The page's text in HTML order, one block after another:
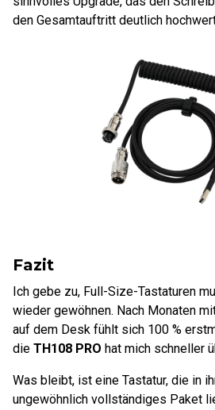
den Gesamtauftritt deutlich
Fazit
Ich gebe zu, Full-Size-Tastaturen
wieder gewöhnen. Nach Monaten
auf dem Desk fühlt sich 100 %
die TH108 PRO hat mich schneller
Was bleibt, ist eine Tastatur, die in
ungewöhnlich vollständiges Paket